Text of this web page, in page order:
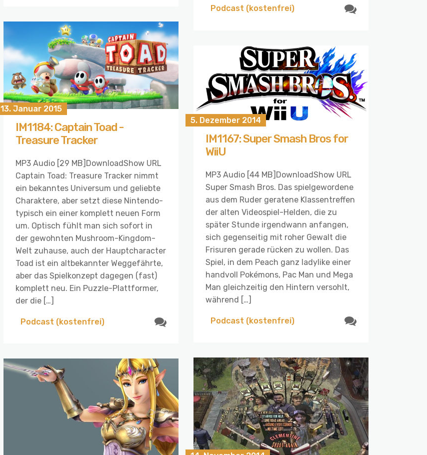
Podcast (kostenfrei)
13. Januar 2015
IM1184: Captain Toad -
Treasure Tracker
MP3 Audio [29 MB]DownloadShow URL
Captain Toad: Treasure Tracker nimmt
ein bekanntes Universum und geliebte
Charaktere, aber setzt diese Nintendo-
typisch ein einer komplett neuen Form
um. Optisch fühlt man sich sofort in
der gewohnten Mushroom-Kingdom-
Welt zuhause, auch der Hauptcharacter
Toad ist ein altbekannter Weggefährte,
aber das Spielkonzept dagegen (fast)
komplett neu. Ein Puzzle-Plattformer,
der die […]
Podcast (kostenfrei)
5. Dezember 2014
IM1167: Super Smash Bros for
WiiU
MP3 Audio [44 MB]DownloadShow URL
Super Smash Bros. Das spielgewordene
aus dem Ruder geratene Klassentreffen
der alten Videospiel-Helden, die zu
später Stunde irgendwann anfangen,
sich gegenseitig mit roher Gewalt die
Frisuren gerade rücken zu wollen. Das
Spiel, in dem Peach ganz ladylike einer
handvoll Pokémons, Pac Man und Mega
Man gleichzeitig den Hintern versohlt,
während […]
Podcast (kostenfrei)